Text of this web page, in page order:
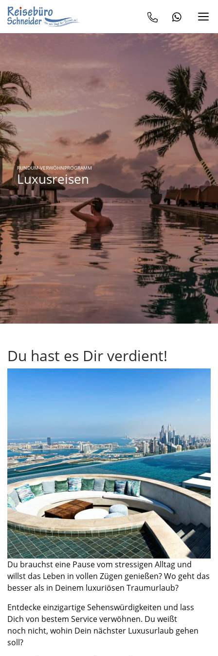
RUNDUM-VERWÖHNPROGRAMM
Luxusreisen
Du hast es Dir verdient!
Du brauchst eine Pause vom stressigen Alltag und
willst das Leben in vollen Zügen genießen? Wo geht das
besser als in Deinem luxuriösen Traumurlaub?
Entdecke einzigartigeSehenswürdigkeiten und lass
Dich von bestem Service verwöhnen. Du weißt
noch nicht, wohin Dein nächster Luxusurlaub gehen
soll?